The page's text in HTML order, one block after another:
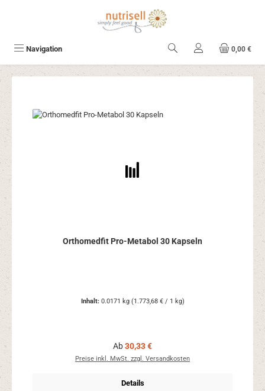
Navigation 0,00 €
Orthomedfit Pro-Metabol 30 Kapseln
Inhalt: 0.0171 kg (1.773,68 € / 1 kg)
Regulärer Preis:
Ab30,33 €
Preise inkl. MwSt. zzgl. Versandkosten
Details